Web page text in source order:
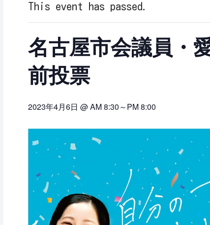
This event has passed.
名古屋市会議員・
前投票
2023年4月6日 @ AM 8:30～PM 8:00